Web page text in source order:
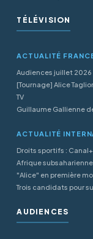
TÉLÉVISION
ACTUALITÉ
Audiences juillet 2026
[Tournage] Alice
TV
Guillaume Gallienne
ACTUALITÉ
Droits sportifs :
Afrique subsaharienne
"Alice" en première
Trois candidats pour
AUDIENCES